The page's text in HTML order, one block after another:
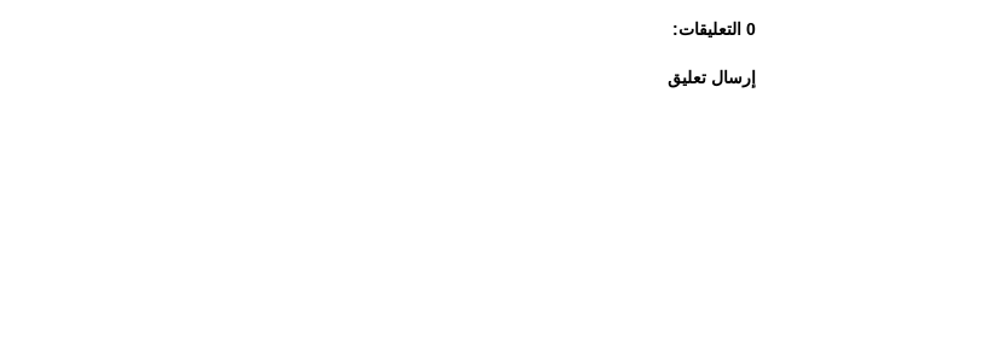
0 التعليقات:
إرسال تعليق